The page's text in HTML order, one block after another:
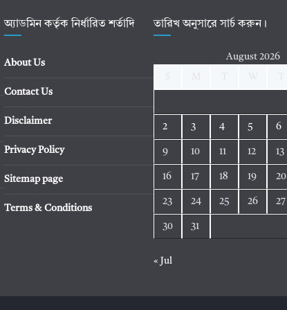
অ্যাডমিন কর্তৃক নির্ধারিত শর্তাদি
About Us
Contact Us
Disclaimer
Privacy Policy
Sitemap page
Terms & Conditions
তারিখ অনুসারে সার্চ করুন।
August 2026
2 3 4 5 6
9 10 11 12 13
16 17 18 19 20
23 24 25 26 27
30 31
« Jul